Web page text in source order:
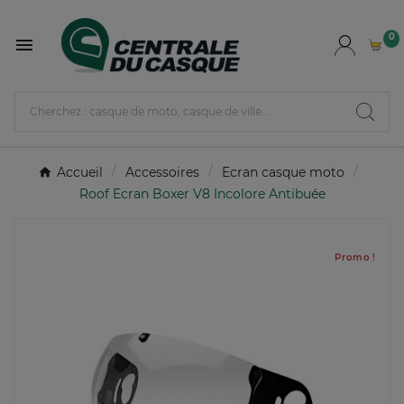
 0
Accueil Accessoires
Ecran casque moto
Roof Ecran Boxer V8 Incolore Antibuée
Promo !